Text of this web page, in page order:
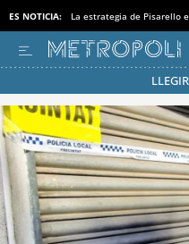
ES NOTICIA: La estrategia de Pisarello
Pásate al